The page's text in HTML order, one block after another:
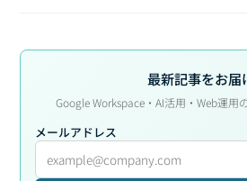
最新記事をお届
Google Workspace・AI活用・Web運用
メールアドレス